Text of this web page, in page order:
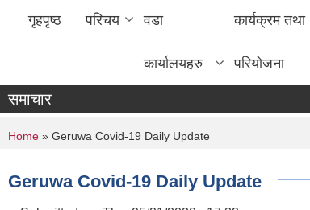
गृहपृष्ठ परिचय वडा
कार्यालयहरु
कार्यक्रम तथा
परियोजना
समाचार
You are here
Home » Geruwa Covid-19 Daily Update
Geruwa Covid-19 Daily Update